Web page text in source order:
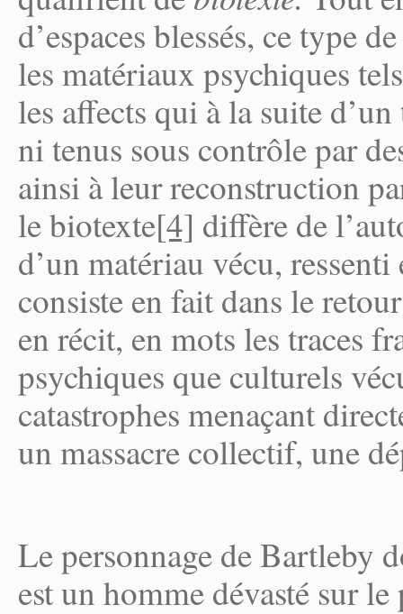
d’espaces blessés, ce type
les matériaux psychiques
les affects qui à la suite
ni tenus sous contrôle par
ainsi à leur reconstruction
le biotexte[4] diffère de
d’un matériau vécu,
consiste en fait dans le
en récit, en mots les traces
psychiques que culturels
catastrophes menaçant
un massacre collectif, une
Le personnage de Bartleby
est un homme dévasté sur